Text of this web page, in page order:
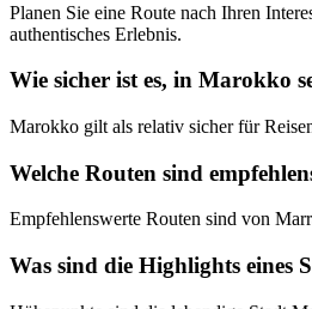
Planen Sie eine Route nach Ihren
authentisches Erlebnis.
Wie sicher ist es, in Marokko
Marokko gilt als relativ sicher für
Welche Routen sind
Empfehlenswerte Routen sind von
Was sind die Highlights eines